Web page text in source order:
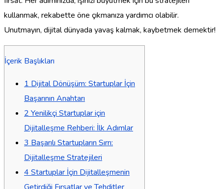
kullanmak, rekabette öne çıkmanıza yardımcı olabilir.
Unutmayın, dijital dünyada yavaş kalmak, kaybetmek demektir!
İçerik Başlıkları
1 Dijital Dönüşüm: Startuplar İçin
Başarının Anahtarı
2 Yenilikçi Startuplar için
Dijitalleşme Rehberi: İlk Adımlar
3 Başarılı Startupların Sırrı:
Dijitalleşme Stratejileri
4 Startuplar İçin Dijitalleşmenin